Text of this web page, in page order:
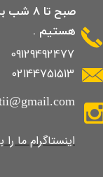
09129492477
02144751513
صبح
هستیم .
​​​​​​​​​اینستاگرام ما